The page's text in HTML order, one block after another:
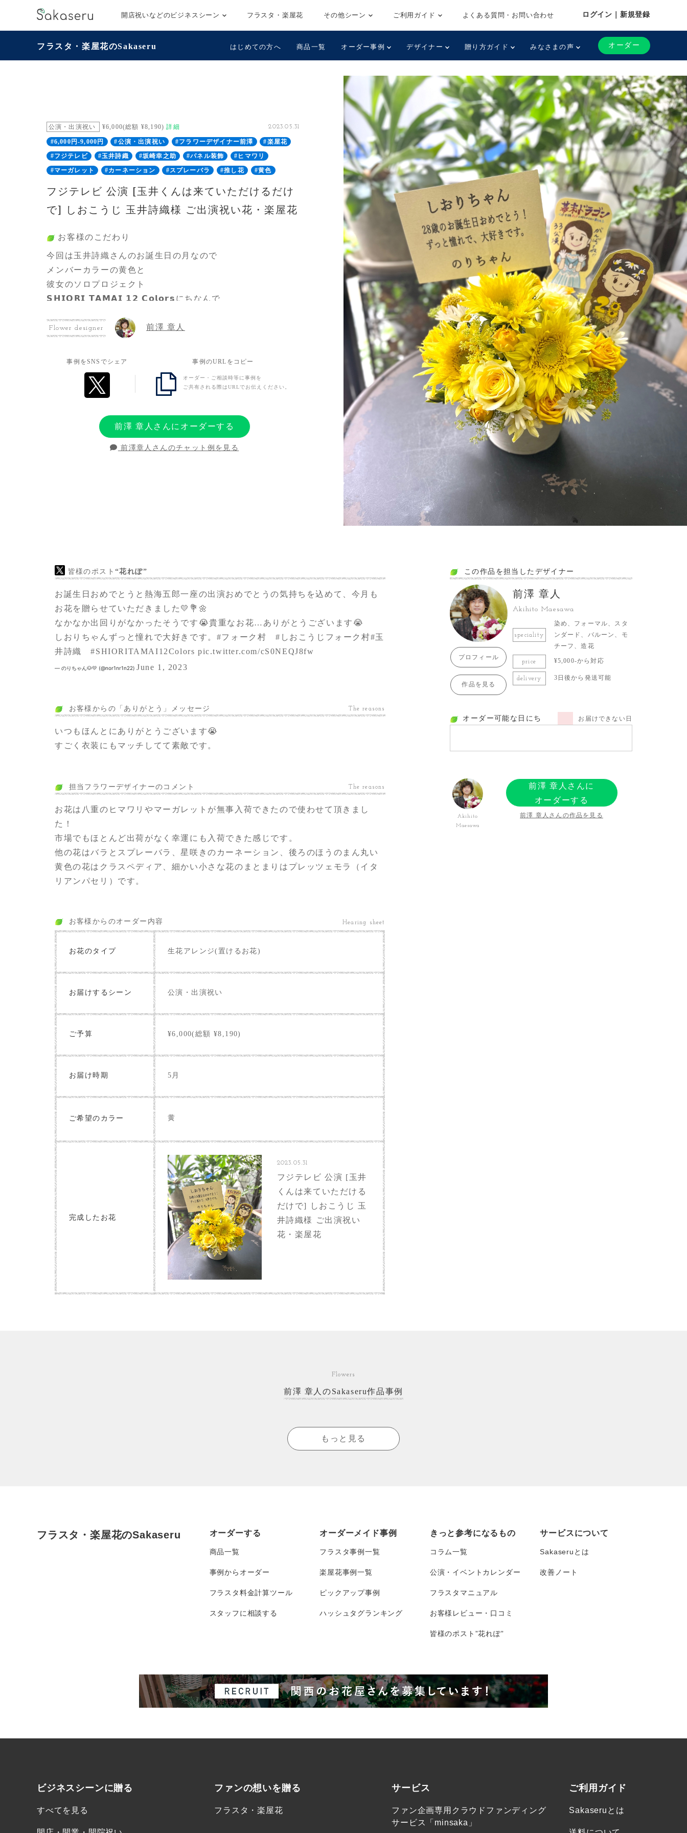
開店祝いなどのビジネスシーン フラスタ・楽屋花 その他シーン ご利用ガイド よくある質問・お問い合わせ ログイン｜新規登録
フラスタ・楽屋花のSakaseru はじめての方へ 商品一覧 オーダー事例 デザイナー 贈り方ガイド みなさまの声 オーダー
公演・出演祝い ¥6,000(総額 ¥8,190)詳細 2023.05.31
#6,000円-9,000円 #公演・出演祝い #フラワーデザイナー前澤
#楽屋花
#フジテレビ
#玉井詩織 #坂崎幸之助 #パネル装飾
#ヒマワリ
#マーガレット
#カーネーション #スプレーバラ #推し花 #黄色
フジテレビ 公演 [玉井くんは来ていただけるだけ
で] しおこうじ 玉井詩織様 ご出演祝い花・楽屋花
お客様のこだわり
今回は玉井詩織さんのお誕生日の月なので
メンバーカラーの黄色と
彼女のソロプロジェクト
𝗦𝗛𝗜𝗢𝗥𝗜 𝗧𝗔𝗠𝗔𝗜 𝟭𝟮 𝗖𝗼𝗹𝗼𝗿𝘀にちなんで
なかなか手に入らないお花だったそうで
お客様の想い
今回は玉井詩織さんのお誕生日の月なので
彼女のソロプロジェクト
𝗦𝗛𝗜𝗢𝗥𝗜 𝗧𝗔𝗠𝗔𝗜 𝟭𝟮 𝗖𝗼𝗹𝗼𝗿𝘀にちなんで
6月ソロ曲の衣装風のお花で
Flower designer 前澤 章人
事例をSNSでシェア 事例のURLをコピー
オーダー・ご相談時等に事例を
ご共有される際はURLでお伝えください。
前澤 章人さんにオーダーする
前澤章人さんのチャット例を見る
皆様のポスト“花れぽ”
お誕生日おめでとうと熱海五郎一座の出演おめでとうの気持ちを込めて、今月も
お花を贈らせていただきました💛💐🌼
なかなか出回りがなかったそうです😭貴重なお花…ありがとうございます😭
しおりちゃんずっと憧れで大好きです。 #フォーク村 #しおこうじフォーク村#玉
井詩織
#SHIORITAMAI12Colors pic.twitter.com/cS0NEQJ8fw
— のりちゃん🐶💛 (@nor1nr1n22) June 1, 2023
お客様からの「ありがとう」メッセージ The reasons
いつもほんとにありがとうございます😭
すごく衣装にもマッチしてて素敵です。
担当フラワーデザイナーのコメント The reasons
お花は八重のヒマワリやマーガレットが無事入荷できたので使わせて頂きまし
た！
市場でもほとんど出荷がなく幸運にも入荷できた感じです。
他の花はバラとスプレーバラ、星咲きのカーネーション、後ろのほうのまん丸い
黄色の花はクラスペディア、細かい小さな花のまとまりはプレッツェモラ（イタ
リアンパセリ）です。
お客様からのオーダー内容 Hearing sheet
お花のタイプ 生花アレンジ(置けるお花)
お届けするシーン 公演・出演祝い
ご予算 ¥6,000(総額 ¥8,190)
お届け時期 5月
ご希望のカラー 黄
完成したお花
2023.05.31
フジテレビ 公演 [玉井
くんは来ていただける
だけで] しおこうじ 玉
井詩織様 ご出演祝い
花・楽屋花
この作品を担当したデザイナー
プロフィール
作品を見る
前澤 章人
Akihito Maesawa
speciality
染め、フォーマル、スタ
ンダード、バルーン、モ
チーフ、造花
price ¥5,000-から対応
delivery 3日後から発送可能
オーダー可能な日にち お届けできない日
Akihito
Maesawa
前澤 章人さんに
オーダーする
前澤 章人さんの作品を見る
Flowers
前澤 章人のSakaseru作品事例
もっと見る
フラスタ・楽屋花のSakaseru オーダーする
商品一覧
事例からオーダー
フラスタ料金計算ツール
スタッフに相談する
オーダーメイド事例
フラスタ事例一覧
楽屋花事例一覧
ピックアップ事例
ハッシュタグランキング
きっと参考になるもの
コラム一覧
公演・イベントカレンダー
フラスタマニュアル
お客様レビュー・口コミ
皆様のポスト”花れぽ”
サービスについて
Sakaseruとは
改善ノート
ビジネスシーンに贈る
すべてを見る
ファンの想いを贈る
フラスタ・楽屋花
サービス
ファン企画専用クラウドファンディング
サービス「minsaka」
ご利用ガイド
Sakaseruとは